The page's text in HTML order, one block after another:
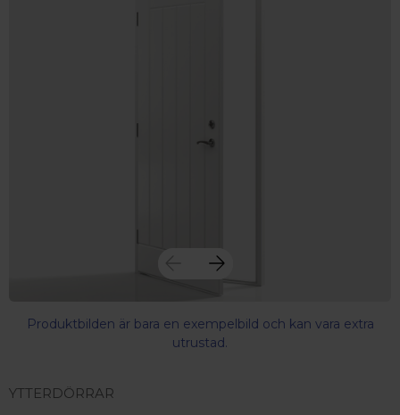
Produktbilden är bara en exempelbild och kan vara extra
utrustad.
YTTERDÖRRAR